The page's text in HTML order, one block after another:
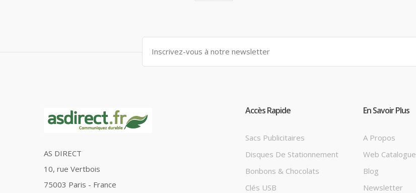
AS DIRECT
10, rue Vertbois
75003 Paris - France
Accès Rapide
Sacs Publicitaires
Disques De Stationnement
Bonbons & Chocolats
Clés USB
En Savoir Plus
A Propos
Web Catalogue
Blog
Newsletter